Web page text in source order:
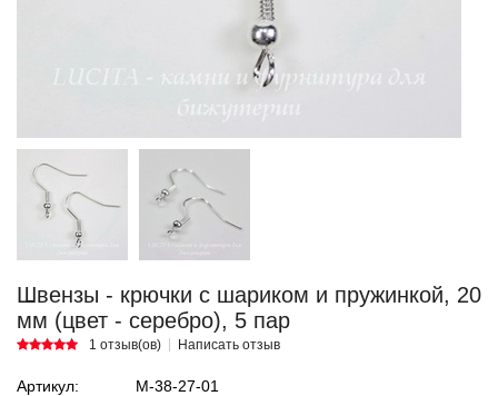
Швензы - крючки с шариком и пружинкой, 20
мм (цвет - серебро), 5 пар
1 отзыв(ов) Написать отзыв
Артикул:
М-38-27-01